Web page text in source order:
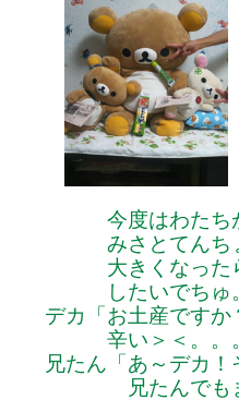
今度はわたちが
みさとてんちょ
大きくなったら
したいでちゅ。
デカ「お土産です
辛い＞＜。。
兄たん「あ～デカ
兄たんでもま